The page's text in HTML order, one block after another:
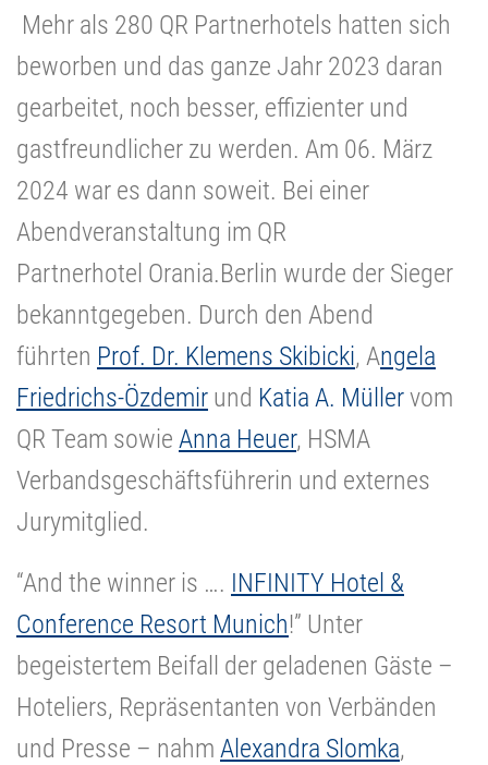
Mehr als 280 QR Partnerhotels hatten sich
beworben und das ganze Jahr 2023 daran
gearbeitet, noch besser, effizienter und
gastfreundlicher zu werden. Am 06. März
2024 war es dann soweit. Bei einer
Abendveranstaltung im QR
Partnerhotel Orania.Berlin wurde der Sieger
bekanntgegeben. Durch den Abend
führten Prof. Dr. Klemens Skibicki, Angela
Friedrichs-Özdemir und Katia A. Müllervom
QR Team sowie Anna Heuer, HSMA
Verbandsgeschäftsführerin und externes
Jurymitglied.
“And the winner is …. INFINITY Hotel &
Conference Resort Munich!” Unter
begeistertem Beifall der geladenen Gäste –
Hoteliers, Repräsentanten von Verbänden
und Presse – nahm Alexandra Slomka,